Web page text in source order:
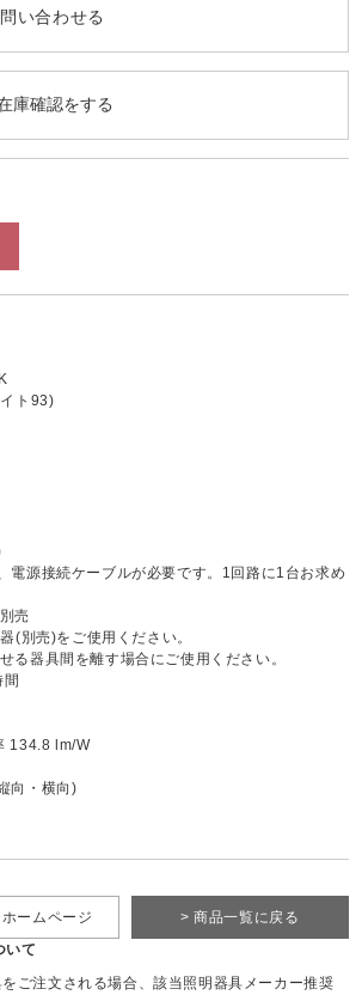
い合わせる
ト93)
電源接続ケーブルが必要です。1回路に1台お求め
売
(別売)をご使用ください。
る器具間を離す場合にご使用ください。
134.8 lm/W
向・横向)
> 商品一覧に戻る
ームページ
いて
ご注文される場合、該当照明器具メーカー推奨